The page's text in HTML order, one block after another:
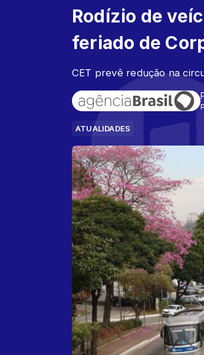
Rodízio de
feriado de
CET prevê redução na
ATUALIDADES